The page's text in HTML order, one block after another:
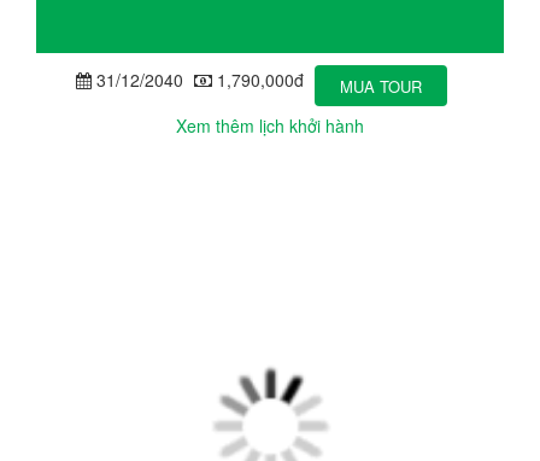
31/12/2040 1,790,000đ MUA TOUR
Xem thêm lịch khởi hành